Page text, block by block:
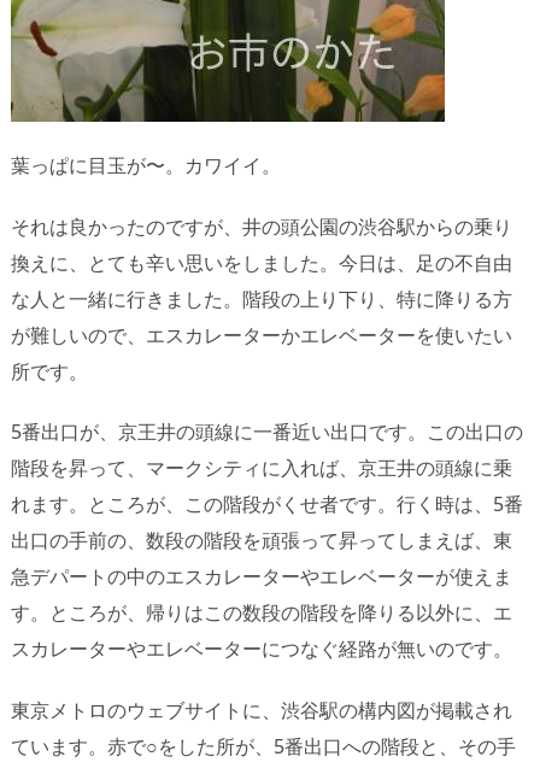
葉っぱに目玉が〜。カワイイ。
それは良かったのですが、井の頭公園の渋谷駅からの乗り
換えに、とても辛い思いをしました。今日は、足の不自由
な人と一緒に行きました。階段の上り下り、特に降りる方
が難しいので、エスカレーターかエレベーターを使いたい
所です。
5番出口が、京王井の頭線に一番近い出口です。この出口の
階段を昇って、マークシティに入れば、京王井の頭線に乗
れます。ところが、この階段がくせ者です。行く時は、5番
出口の手前の、数段の階段を頑張って昇ってしまえば、東
急デパートの中のエスカレーターやエレベーターが使えま
す。ところが、帰りはこの数段の階段を降りる以外に、エ
スカレーターやエレベーターにつなぐ経路が無いのです。
東京メトロのウェブサイトに、渋谷駅の構内図が掲載され
ています。赤で○をした所が、5番出口への階段と、その手